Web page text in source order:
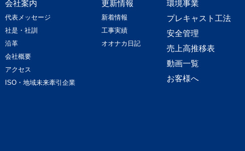
会社案内
代表メッセージ
社是・社訓
沿革
会社概要
アクセス
ISO・地域未来牽引企業
更新情報
新着情報
工事実績
オオナカ日記
環境事業
プレキャスト工法
安全管理
売上高推移表
動画一覧
お客様へ